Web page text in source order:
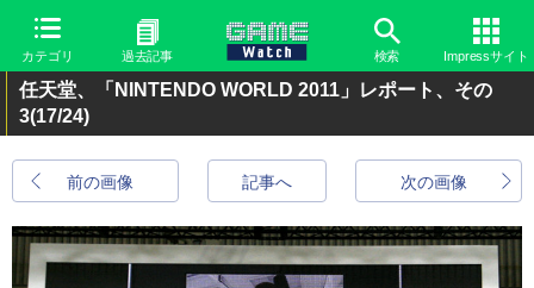
カテゴリ 過去記事 検索 Impressサイト
任天堂、「NINTENDO WORLD 2011」レポート、その
3(17/24)
前の画像 次の画像
記事へ